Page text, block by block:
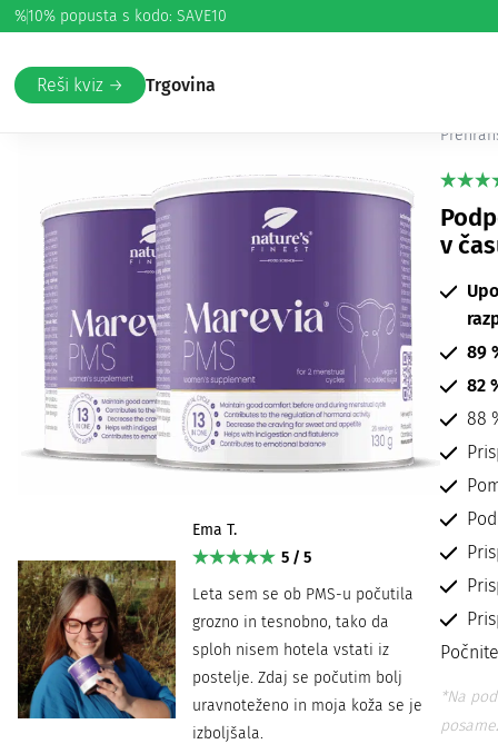
%10% popusta s kodo: SAVE10
Reši kviz → Trgovina
Domov/Zdravje/Energija/ Marevia PMS paket
Ema T.
5 / 5
Leta sem se ob PMS-u počutila
grozno in tesnobno, tako da
sploh nisem hotela vstati iz
postelje. Zdaj se počutim bolj
uravnoteženo in moja koža se je
izboljšala.
v
89
82
88
*Na